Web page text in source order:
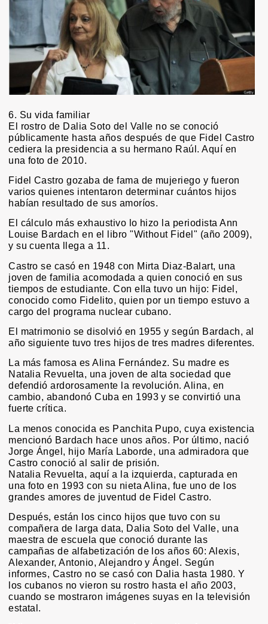
6. Su vida familiar
El rostro de Dalia Soto del Valle no se conoció
públicamente hasta años después de que Fidel Castro
cediera la presidencia a su hermano Raúl. Aquí en
una foto de 2010.
Fidel Castro gozaba de fama de mujeriego y fueron
varios quienes intentaron determinar cuántos hijos
habían resultado de sus amoríos.
El cálculo más exhaustivo lo hizo la periodista Ann
Louise Bardach en el libro "Without Fidel" (año 2009),
y su cuenta llega a 11.
Castro se casó en 1948 con Mirta Diaz-Balart, una
joven de familia acomodada a quien conoció en sus
tiempos de estudiante. Con ella tuvo un hijo: Fidel,
conocido como Fidelito, quien por un tiempo estuvo a
cargo del programa nuclear cubano.
El matrimonio se disolvió en 1955 y según Bardach, al
año siguiente tuvo tres hijos de tres madres diferentes.
La más famosa es Alina Fernández. Su madre es
Natalia Revuelta, una joven de alta sociedad que
defendió ardorosamente la revolución. Alina, en
cambio, abandonó Cuba en 1993 y se convirtió una
fuerte crítica.
La menos conocida es Panchita Pupo, cuya existencia
mencionó Bardach hace unos años. Por último, nació
Jorge Ángel, hijo María Laborde, una admiradora que
Castro conoció al salir de prisión.
Natalia Revuelta, aquí a la izquierda, capturada en
una foto en 1993 con su nieta Alina, fue uno de los
grandes amores de juventud de Fidel Castro.
Después, están los cinco hijos que tuvo con su
compañera de larga data, Dalia Soto del Valle, una
maestra de escuela que conoció durante las
campañas de alfabetización de los años 60: Alexis,
Alexander, Antonio, Alejandro y Ángel. Según
informes, Castro no se casó con Dalia hasta 1980. Y
los cubanos no vieron su rostro hasta el año 2003,
cuando se mostraron imágenes suyas en la televisión
estatal.